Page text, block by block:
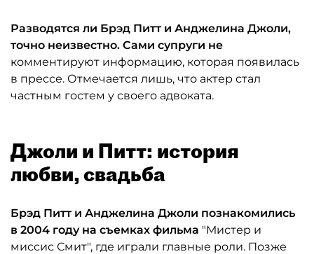
Разводятся ли Брэд Питт и Анджелина Джоли,
точно неизвестно. Сами супруги не
комментируют информацию, которая появилась
в прессе. Отмечается лишь, что актер стал
частным гостем у своего адвоката.
Джоли и Питт: история
любви, свадьба
Брэд Питт и Анджелина Джоли познакомились
в 2004 году на съемках фильма "Мистер и
миссис Смит", где играли главные роли. Позже